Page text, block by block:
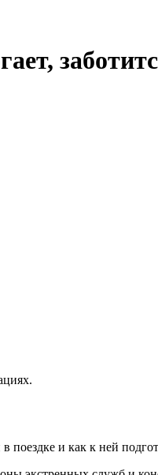
поездке и как к ней